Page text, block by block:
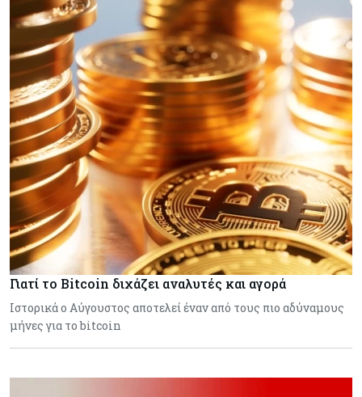
Γιατί το Bitcoin διχάζει αναλυτές και αγορά
Ιστορικά ο Αύγουστος αποτελεί έναν από τους πιο αδύναμους
μήνες για το bitcoin